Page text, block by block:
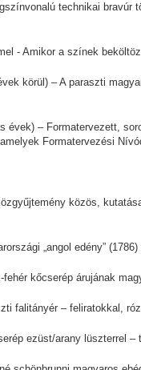
technikai bravúr
- Amikor a színek
körül) – A paraszti
évek) – Formatervezett,
Formatervezési
közös,
„angol edény”
kőcserép árujának
falitányér – feliratokkal,
ezüst/arany lüszterrel